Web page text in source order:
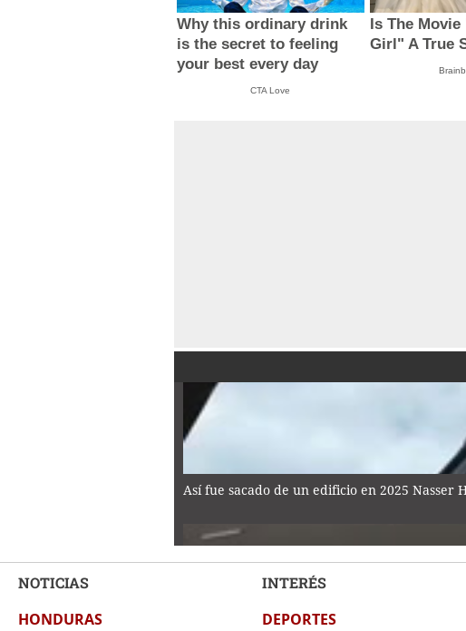
Why this ordinary drink
is the secret to feeling
your best every day
CTA Love
Is The
Girl" A True
Así fue sacado de un edificio en 2025 Nasser
NOTICIAS
HONDURAS
INTERÉS
DEPORTES